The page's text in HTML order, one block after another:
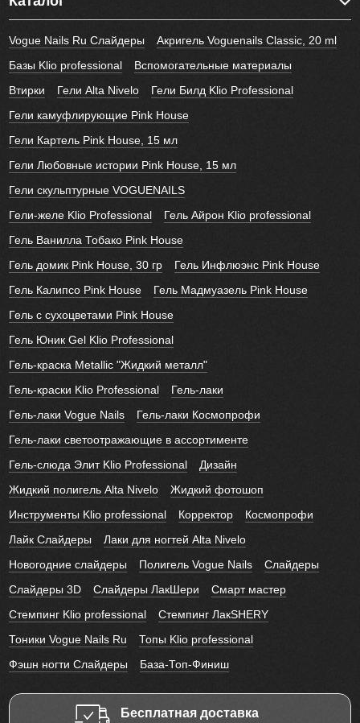
Vogue Nails Ru Слайдеры
Акригель Voguenails Classic, 20 ml
Базы Klio professional
Вспомогательные материалы
Втирки
Гели Alta Nivelo
Гели Билд Klio Professional
Гели камуфлирующие Pink House
Гели Картель Pink House, 15 мл
Гели Любовные истории Pink House, 15 мл
Гели скульптурные VOGUENAILS
Гели-желе Klio Professional
Гель Айрон Klio professional
Гель Ванилла Тобако Pink House
Гель домик Pink House, 30 гр
Гель Инфлюэнс Pink House
Гель Калипсо Pink House
Гель Мадмуазель Pink House
Гель с сухоцветами Pink House
Гель Юник Gel Klio Professional
Гель-краска Metallic "Жидкий металл"
Гель-краски Klio Professional
Гель-лаки
Гель-лаки Vogue Nails
Гель-лаки Космопрофи
Гель-лаки светоотражающие в ассортименте
Гель-слюда Элит Klio Professional
Дизайн
Жидкий полигель Alta Nivelo
Жидкий фотошоп
Инструменты Klio professional
Корректор
Космопрофи
Лайк Слайдеры
Лаки для ногтей Alta Nivelo
Новогодние слайдеры
Полигель Vogue Nails
Слайдеры
Слайдеры 3D
Слайдеры ЛакШери
Смарт мастер
Стемпинг Klio professional
Стемпинг ЛакSHERY
Тоники Vogue Nails Ru
Топы Klio professional
Фэшн ногти Слайдеры
База-Топ-Финиш
Бесплатная доставка